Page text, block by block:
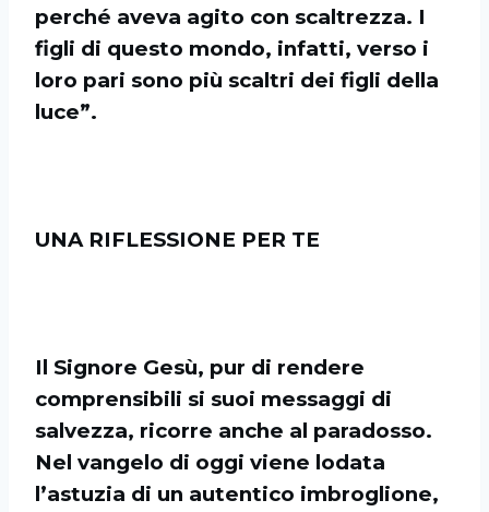
perché aveva agito con scaltrezza. I
figli di questo mondo, infatti, verso i
loro pari sono più scaltri dei figli della
luce”.
UNA RIFLESSIONE PER TE
Il Signore Gesù, pur di rendere
comprensibili si suoi messaggi di
salvezza, ricorre anche al paradosso.
Nel vangelo di oggi viene lodata
l’astuzia di un autentico imbroglione,